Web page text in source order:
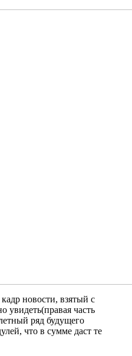
новости, взятый с
увидеть(правая часть
ряд будущего
что в сумме даст те